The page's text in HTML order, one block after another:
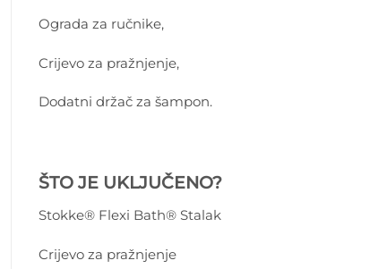
Ograda za ručnike,
Crijevo za pražnjenje,
Dodatni držač za šampon.
ŠTO JE UKLJUČENO?
Stokke® Flexi Bath® Stalak
Crijevo za pražnjenje